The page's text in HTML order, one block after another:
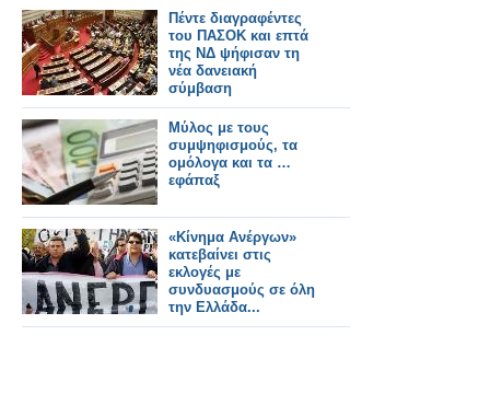
Πέντε διαγραφέντες
του ΠAΣΟΚ και επτά
της ΝΔ ψήφισαν τη
νέα δανειακή
σύμβαση
Μύλος με τους
συμψηφισμούς, τα
ομόλογα και τα …
εφάπαξ
«Κίνημα Ανέργων»
κατεβαίνει στις
εκλογές με
συνδυασμούς σε όλη
την Ελλάδα...